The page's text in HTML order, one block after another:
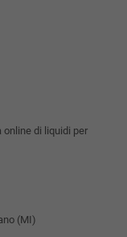
online di liquidi per
(MI)